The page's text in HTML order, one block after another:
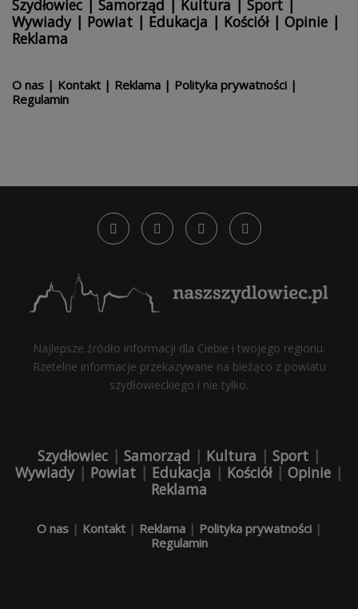
Szydłowiec | Samorząd | Kultura | Sport |
Wywiady| Powiat | Edukacja | Kościół| Opinie |
Reklama
O nas | Kontakt | Reklama | Polityka prywatności |
Regulamin
Najlepsze źródło informacji dla Ciebie i twojego regionu.
Rzetelne informacje przekazywane na bieżąco z powiatu
szydłowieckiego i nie tylko.
Szydłowiec | Samorząd | Kultura | Sport |
Wywiady| Powiat | Edukacja | Kościół| Opinie |
Reklama
O nas| Kontakt| Reklama| Polityka prywatności|
Regulamin